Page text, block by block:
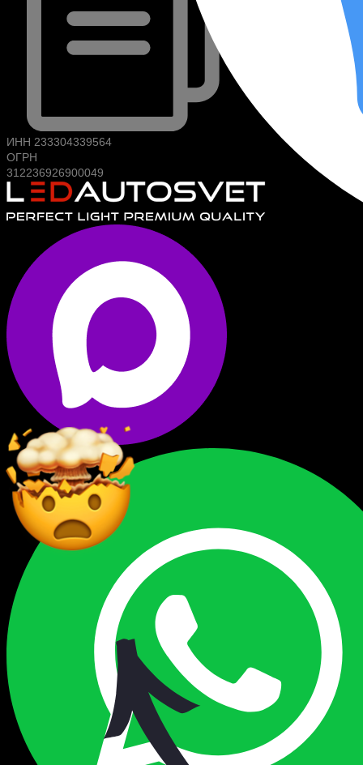
ИНН 233304339564
ОГРН
312236926900049